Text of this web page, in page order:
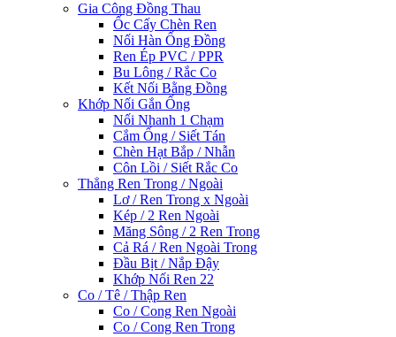
Gia Công Đồng Thau
Ốc Cấy Chèn Ren
Nối Hàn Ống Đồng
Ren Ép PVC / PPR
Bu Lông / Rắc Co
Kết Nối Bằng Đồng
Khớp Nối Gắn Ống
Nối Nhanh 1 Chạm
Cắm Ống / Siết Tán
Chèn Hạt Bắp / Nhẫn
Côn Lồi / Siết Rắc Co
Thẳng Ren Trong / Ngoài
Lơ / Ren Trong x Ngoài
Kép / 2 Ren Ngoài
Măng Sông / 2 Ren Trong
Cả Rá / Ren Ngoài Trong
Đầu Bịt / Nắp Đậy
Khớp Nối Ren 22
Co / Tê / Thập Ren
Co / Cong Ren Ngoài
Co / Cong Ren Trong